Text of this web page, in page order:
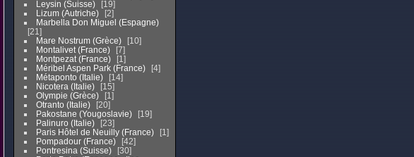
Leysin (Suisse)
19
Lizum (Autriche)
2
Marbella Don Miguel (Espagne)
21
Mare Nostrum (Grèce)
10
Montalivet (France)
7
Montpezat (France)
1
Méribel Aspen Park (France)
4
Métaponto (Italie)
14
Nicotera (Italie)
15
Olympie (Grèce)
1
Otranto (Italie)
20
Pakostane (Yougoslavie)
19
Palinuro (Italie)
23
Paris Hôtel de Neuilly (France)
1
Pompadour (France)
42
Pontresina (Suisse)
30